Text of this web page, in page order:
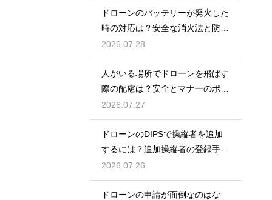
ドローンのバッテリーが発火した
時の対応は？安全な消火法と防止
策を解説
2026.07.28
人がいる場所でドローンを飛ばす
際の配慮は？安全とマナーのポイ
ント
2026.07.27
ドローンのDIPSで操縦者を追加
するには？追加操縦者の登録手順
を解説
2026.07.26
ドローンの申請が面倒なのはな